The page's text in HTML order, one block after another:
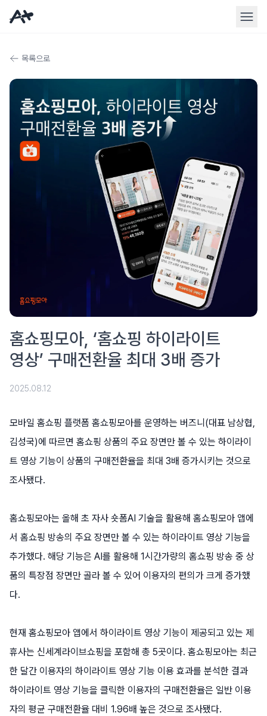
목록으로
홈쇼핑모아, ‘홈쇼핑 하이라이트
영상’ 구매전환율 최대 3배 증가
2025.08.12
모바일 홈쇼핑 플랫폼 홈쇼핑모아를 운영하는 버즈니(대표 남상협,
김성국)에 따르면 홈쇼핑 상품의 주요 장면만 볼 수 있는 하이라이
트 영상 기능이 상품의 구매전환율을 최대 3배 증가시키는 것으로
조사됐다.
홈쇼핑모아는 올해 초 자사 숏폼AI 기술을 활용해 홈쇼핑모아 앱에
서 홈쇼핑 방송의 주요 장면만 볼 수 있는 하이라이트 영상 기능을
추가했다. 해당 기능은 AI를 활용해 1시간가량의 홈쇼핑 방송 중 상
품의 특장점 장면만 골라 볼 수 있어 이용자의 편의가 크게 증가했
다.
현재 홈쇼핑모아 앱에서 하이라이트 영상 기능이 제공되고 있는 제
휴사는 신세계라이브쇼핑을 포함해 총 5곳이다. 홈쇼핑모아는 최근
한 달간 이용자의 하이라이트 영상 기능 이용 효과를 분석한 결과
하이라이트 영상 기능을 클릭한 이용자의 구매전환율은 일반 이용
자의 평균 구매전환율 대비 1.96배 높은 것으로 조사됐다.